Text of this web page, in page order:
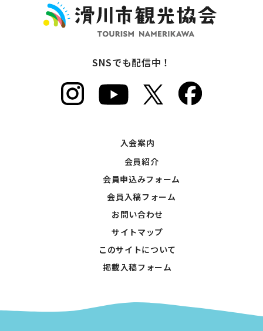
SNSでも配信中！
入会案内
会員紹介
会員申込みフォーム
会員入稿フォーム
お問い合わせ
サイトマップ
このサイトについて
掲載入稿フォーム